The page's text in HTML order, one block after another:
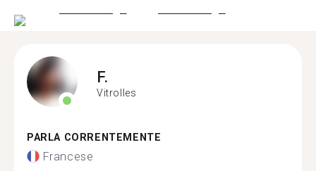
F.
Vitrolles
PARLA CORRENTEMENTE
Francese